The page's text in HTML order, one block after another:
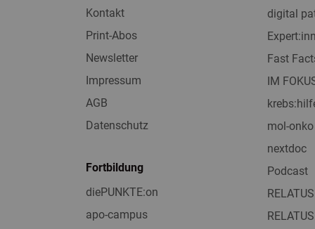
Kontakt
Print-Abos
Newsletter
Impressum
AGB
Datenschutz
Fortbildung
diePUNKTE:on
apo-campus
digital
Fast
IM
mol-onko
nextdoc
Podcast